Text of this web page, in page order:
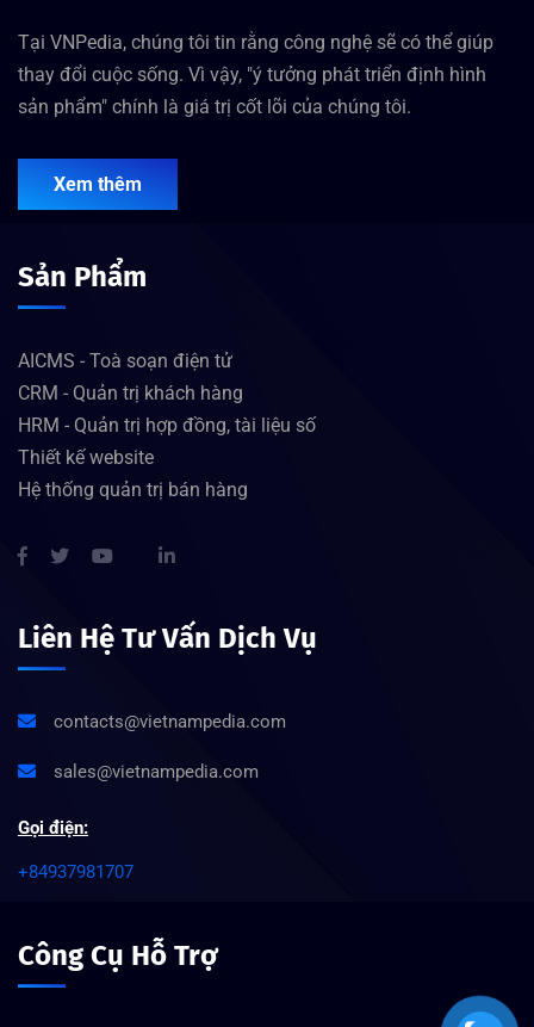
Tại VNPedia, chúng tôi tin rằng công nghệ sẽ có thể giúp
thay đổi cuộc sống. Vì vậy, "ý tưởng phát triển định hình
sản phẩm" chính là giá trị cốt lõi của chúng tôi.
Xem thêm
Sản Phẩm
AICMS - Toà soạn điện tử
CRM - Quản trị khách hàng
HRM - Quản trị hợp đồng, tài liệu số
Thiết kế website
Hệ thống quản trị bán hàng
Liên Hệ Tư Vấn Dịch Vụ
contacts@vietnampedia.com
sales@vietnampedia.com
Gọi điện:
+84937981707
Công Cụ Hỗ Trợ